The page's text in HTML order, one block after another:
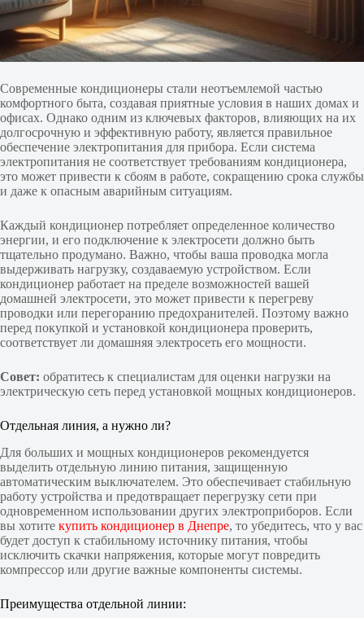
Современные кондиционеры стали неотъемлемой частью
комфортного быта, создавая приятные условия в наших домах и
офисах. Однако одним из ключевых факторов, влияющих на их
долгосрочную и эффективную работу, является правильное
обеспечение электропитания для прибора. Если система
электропитания не соответствует требованиям кондиционера,
это может привести к сбоям в работе, сокращению срока службы
и даже к опасным аварийным ситуациям.
Каждый кондиционер потребляет определенное количество
энергии, и его подключение к электросети должно быть
тщательно продумано. Важно, чтобы ваша проводка могла
выдерживать нагрузку, создаваемую устройством. Если
кондиционер работает на пределе возможностей вашей
домашней электросети, это может привести к перегреву
проводки или перегоранию предохранителей. Поэтому важно
перед покупкой и установкой кондиционера проверить,
соответствует ли домашняя электросеть его мощности.
Совет: обратитесь к специалистам для оценки нагрузки на
электрическую сеть перед установкой мощных кондиционеров.
Отдельная линия, а нужно ли?
Для больших и мощных кондиционеров рекомендуется
выделить отдельную линию питания, защищенную
автоматическим выключателем. Это обеспечивает стабильную
работу устройства и предотвращает перегрузку сети при
одновременном использовании других электроприборов. Если
вы хотите купить кондиционер в Днепре, то убедитесь, что у вас
будет доступ к стабильному источнику питания, чтобы
исключить скачки напряжения, которые могут повредить
компрессор или другие важные компоненты системы.
Преимущества отдельной линии: